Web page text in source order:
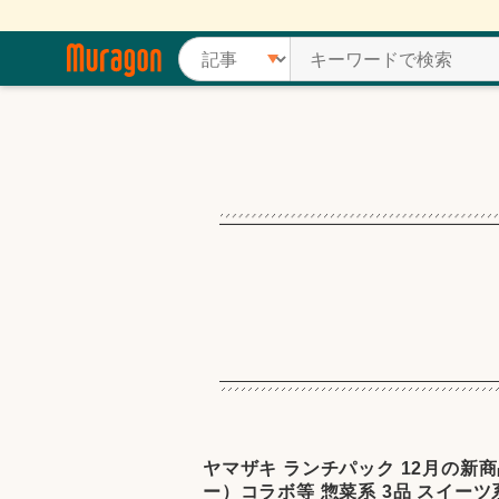
ヤマザキ ランチパック 12月の新
ー）コラボ等 惣菜系 3品 スイーツ